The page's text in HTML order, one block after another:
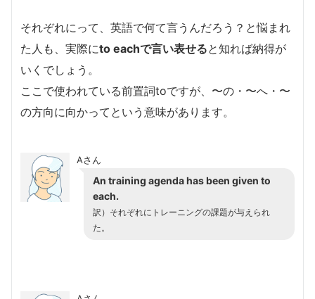
それぞれにって、英語で何て言うんだろう？と悩まれ
た人も、実際にto eachで言い表せると知れば納得が
いくでしょう。
ここで使われている前置詞toですが、〜の・〜へ・〜
の方向に向かってという意味があります。
Aさん
An training agenda has been given to
each.
訳）それぞれにトレーニングの課題が与えられ
た。